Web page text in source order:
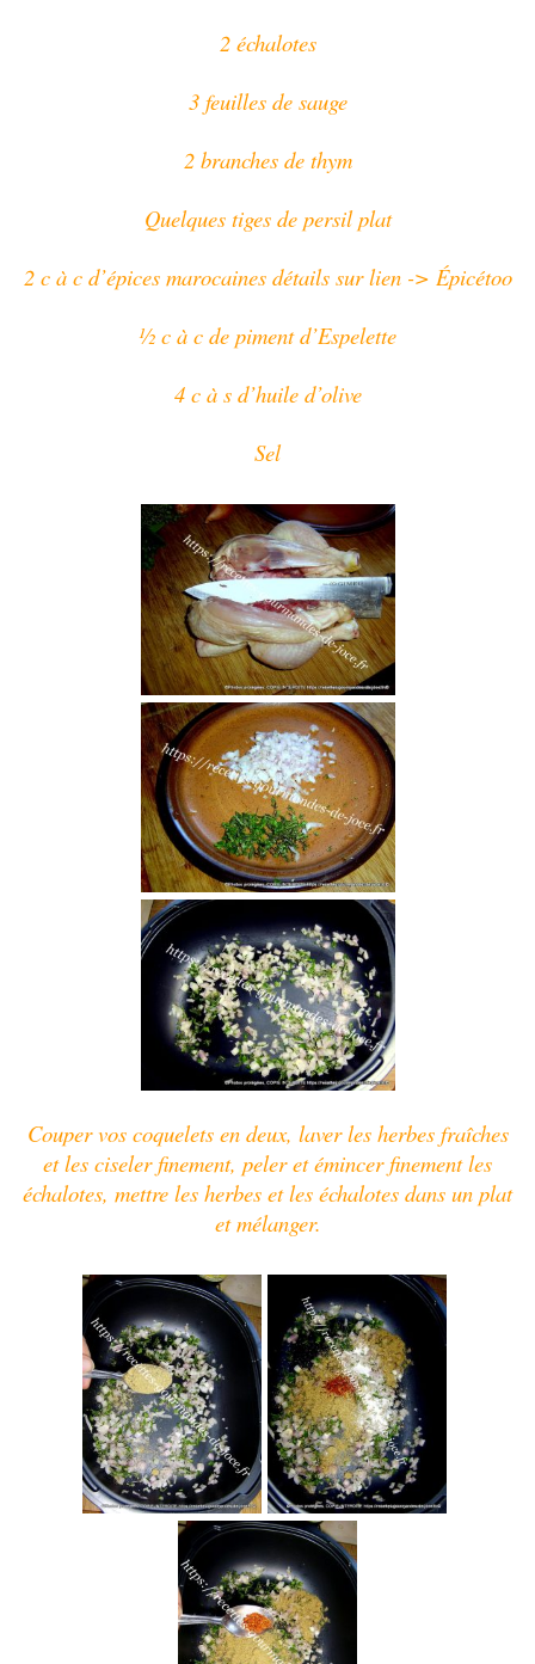
2 échalotes
3 feuilles de sauge
2 branches de thym
Quelques tiges de persil plat
2 c à c d’épices marocaines détails sur lien -> Épicétoo
½ c à c de piment d’Espelette
4 c à s d’huile d’olive
Sel
Couper vos coquelets en deux, laver les herbes fraîches
et les ciseler finement, peler et émincer finement les
échalotes, mettre les herbes et les échalotes dans un plat
et mélanger.